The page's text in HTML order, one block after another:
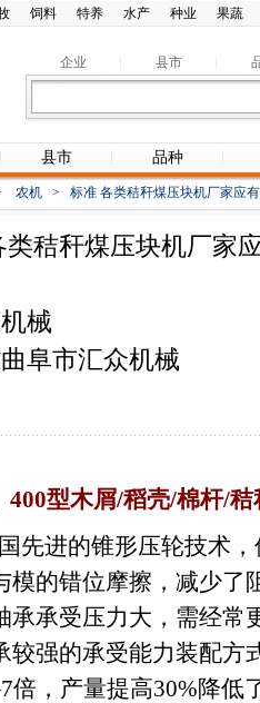
饲料 特养 水产 种业 果蔬
企业 县市
县市 品种
农机 > 标准 各类秸秆煤压块机厂家应
类秸秆煤压块机厂家
械
阜市汇众机械
400型木屑/稻壳/棉杆/秸
先进的锥形压轮技术
模的错位摩擦，减少了
承承受压力大，需经常
较强的承受能力装配方
7倍，产量提高30%降低